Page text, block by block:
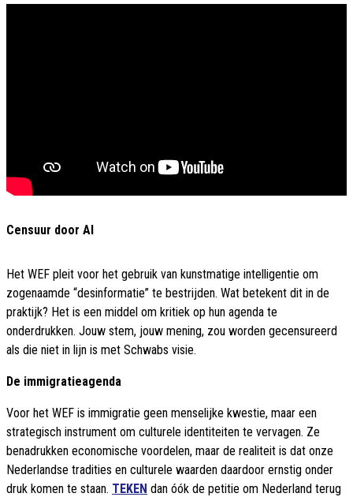
Censuur door AI
Het WEF pleit voor het gebruik van kunstmatige intelligentie om
zogenaamde “desinformatie” te bestrijden. Wat betekent dit in de
praktijk? Het is een middel om kritiek op hun agenda te
onderdrukken. Jouw stem, jouw mening, zou worden gecensureerd
als die niet in lijn is met Schwabs visie.
De immigratieagenda
Voor het WEF is immigratie geen menselijke kwestie, maar een
strategisch instrument om culturele identiteiten te vervagen. Ze
benadrukken economische voordelen, maar de realiteit is dat onze
Nederlandse tradities en culturele waarden daardoor ernstig onder
druk komen te staan. TEKEN dan óók de petitie om Nederland terug